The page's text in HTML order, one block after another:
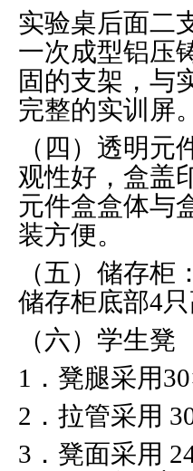
实验桌后面二
一次成型铝压
固的支架，与
完整的实训屏
（四）透明
观性好，盒盖
元件盒盒体与
装方便。
（五）储存
储存柜底部4
（六）学生凳
1．凳腿采用
2．拉管采用
3．凳面采用